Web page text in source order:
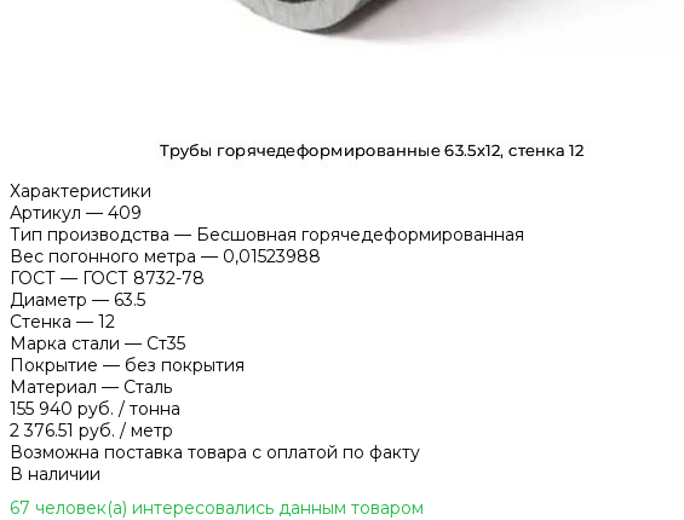
Характеристики
Артикул — 409
Тип производства — Бесшовная горячедеформированная
Вес погонного метра — 0,01523988
ГОСТ — ГОСТ 8732-78
Диаметр — 63.5
Стенка — 12
Марка стали — Ст35
Покрытие — без покрытия
Материал — Сталь
155 940 руб. / тонна
2 376.51 руб. / метр
Возможна поставка товара с оплатой по факту
В наличии
67 человек(а) интересовались данным товаром